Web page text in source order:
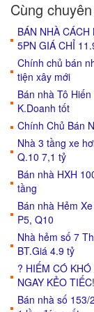
Cùng
BÁN NHÀ
5PN GIÁ CHỈ
Chính chủ bán
tiện xây mới
Bán nhà Tô
K.Doanh tốt
Chính Chủ Bán
Nhà 3 tầng xe
Q.10 7,1 tỷ
Bán nhà HXH
tầng
Bán nhà Hẻm
P5, Q10
Nhà hẻm số 7
BT.Giá 4.9 tỷ
? HIẾM CÓ
NGAY KẺO
Bán nhà số